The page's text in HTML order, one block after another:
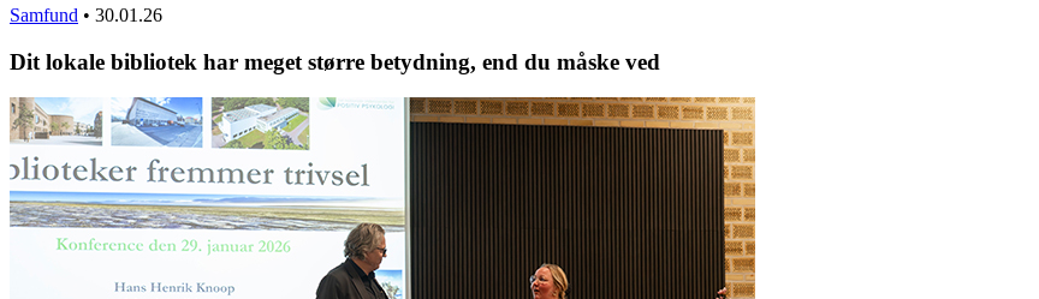
Samfund • 30.01.26
Dit lokale bibliotek har meget større betydning, end du måske ved